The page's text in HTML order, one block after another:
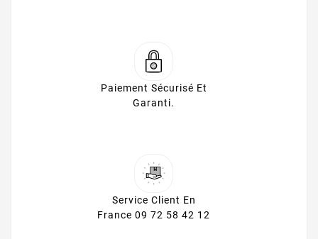
Paiement Sécurisé Et
Garanti.
Service Client En
France 09 72 58 42 12